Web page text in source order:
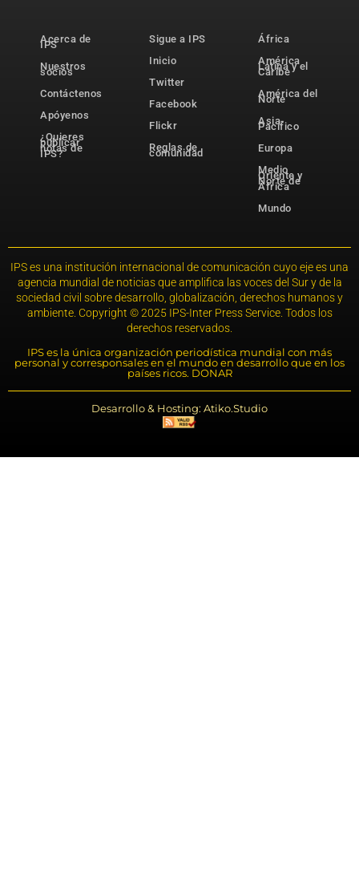
Acerca de
IPS
Nuestros
socios
Contáctenos
Apóyenos
¿Quieres
publicar
notas de
IPS?
Sigue a IPS
Inicio
Twitter
Facebook
Flickr
Reglas de
comunidad
África
América
Latina y el
Caribe
América del
Norte
Asia-
Pacífico
Europa
Medio
Oriente y
Norte de
África
Mundo
IPS es una institución internacional de comunicación cuyo eje es una
agencia mundial de noticias que amplifica las voces del Sur y de la
sociedad civil sobre desarrollo, globalización, derechos humanos y
ambiente. Copyright © 2025 IPS-Inter Press Service. Todos los
derechos reservados.
IPS es la única organización periodística mundial con más
personal y corresponsales en el mundo en desarrollo que en los
países ricos. DONAR
Desarrollo & Hosting: Atiko.Studio